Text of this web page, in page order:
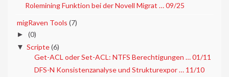
Rolemining Funktion bei der Novell Migrat … 09/25
migRaven Tools (7)
►
(0)
▼ Scripte(6)
Get-ACL oder Set-ACL: NTFS Berechtigungen … 01/11
DFS-N Konsistenzanalyse und Strukturexpor … 11/10